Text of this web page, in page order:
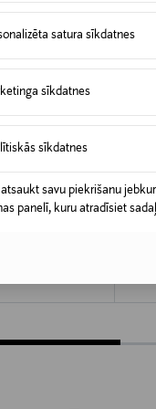
satura sīkdatnes
sīkdatnes
sīkdatnes
atsaukt savu piekrišanu
panelī, kuru atradīsiet
cm, 500 g